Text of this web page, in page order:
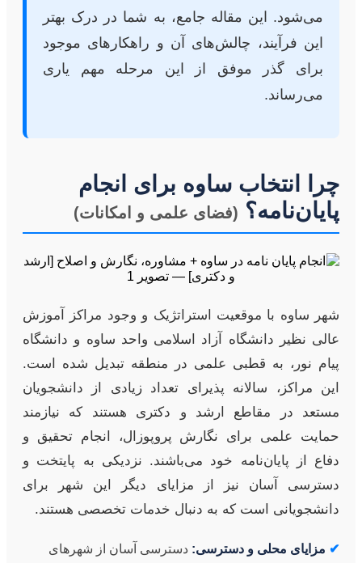
می‌شود. این مقاله جامع، به شما در درک بهتر
این فرآیند، چالش‌های آن و راهکارهای موجود
برای گذر موفق از این مرحله مهم یاری
می‌رساند.
چرا انتخاب ساوه برای انجام
پایان‌نامه؟ (فضای علمی و امکانات)
شهر ساوه با موقعیت استراتژیک و وجود مراکز آموزش
عالی نظیر دانشگاه آزاد اسلامی واحد ساوه و دانشگاه
پیام نور، به قطبی علمی در منطقه تبدیل شده است.
این مراکز، سالانه پذیرای تعداد زیادی از دانشجویان
مستعد در مقاطع ارشد و دکتری هستند که نیازمند
حمایت علمی برای نگارش پروپوزال، انجام تحقیق و
دفاع از پایان‌نامه خود می‌باشند. نزدیکی به پایتخت و
دسترسی آسان نیز از مزایای دیگر این شهر برای
دانشجویانی است که به دنبال خدمات تخصصی هستند.
✔ مزایای محلی و دسترسی: دسترسی آسان از شهرهای